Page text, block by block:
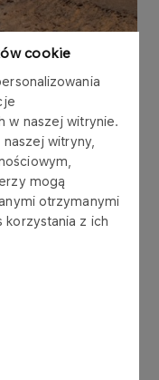
cookie
w naszej witrynie.
witryny,
mogą
otrzymanymi
korzystania z ich
(OUNA),
is a
Established on 4
in Libya
in the Janzour